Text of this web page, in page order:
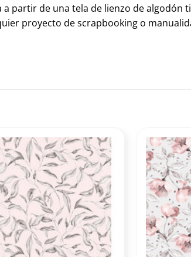
partir de una tela de lienzo de
proyecto de scrapbooking o